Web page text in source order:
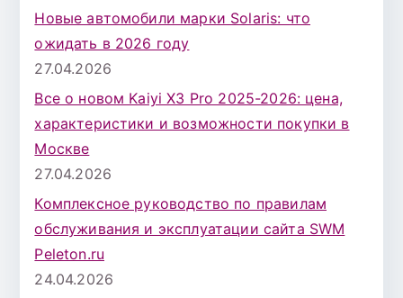
Новые автомобили марки Solaris: что
ожидать в 2026 году
27.04.2026
Все о новом Kaiyi X3 Pro 2025-2026: цена,
характеристики и возможности покупки в
Москве
27.04.2026
Комплексное руководство по правилам
обслуживания и эксплуатации сайта SWM
Peleton.ru
24.04.2026